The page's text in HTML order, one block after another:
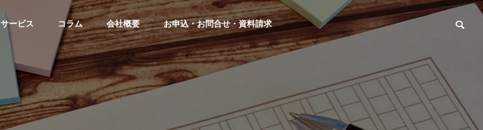
サービス コラム 会社概要 お申込・お問合せ・資料請求
会社概要 ごあいさつ
当社代表からのごあいさつです。